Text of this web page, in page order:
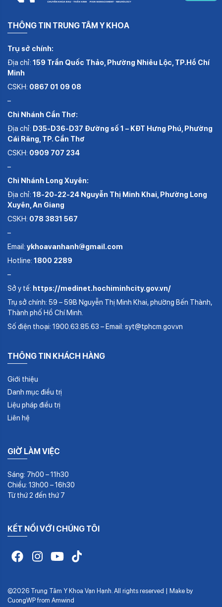
THÔNG TIN TRUNG TÂM Y KHOA
Trụ sở chính:
Địa chỉ: 159 Trần Quốc Thảo, Phường Nhiêu Lộc, TP.Hồ Chí
Minh
CSKH: 0867 01 09 08
–
Chi Nhánh Cần Thơ:
Địa chỉ: D35-D36-D37 Đường số 1 – KĐT Hưng Phú, Phường
Cái Răng, TP. Cần Thơ
CSKH: 0909 707 234
–
Chi Nhánh Long Xuyên:
Địa chỉ: 18-20-22-24 Nguyễn Thị Minh Khai, Phường Long
Xuyên, An Giang
CSKH: 078 3831 567
–
Email: ykhoavanhanh@gmail.com
Hotline: 1800 2289
–
Sở y tế: https://medinet.hochiminhcity.gov.vn/
Trụ sở chính: 59 – 59B Nguyễn Thị Minh Khai, phường Bến Thành,
Thành phố Hồ Chí Minh.
Số điện thoại: 1900.63.85.63 – Email: syt@tphcm.gov.vn
THÔNG TIN KHÁCH HÀNG
Giới thiệu
Danh mục điều trị
Liệu pháp điều trị
Liên hệ
GIỜ LÀM VIỆC
Sáng: 7h00 – 11h30
Chiều: 13h00 – 16h30
Từ thứ 2 đến thứ 7
KẾT NỐI VỚI CHÚNG TÔI
©2026 Trung Tâm Y Khoa Vạn Hạnh. All rights reserved | Make by
CuongWP from Amwind